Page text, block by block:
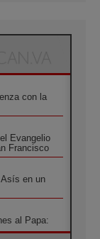
con la
Evangelio
Francisco
Asís en un
al Papa: